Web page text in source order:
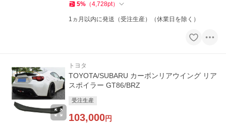
5% （4,728pt）
1ヵ月以内に発送（受注生産）（休業日を除く）
トヨタ
TOYOTA/SUBARU カーボンリアウイング リア
スポイラー GT86/BRZ
受注生産
103,000円